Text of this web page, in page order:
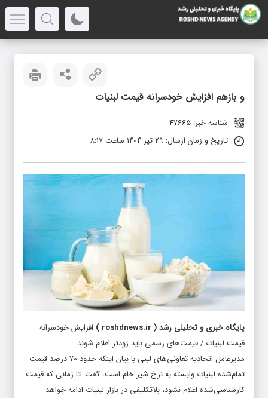
و بازهم افزایش خودسرانه قیمت لبنیات
شناسه خبر: 47665
تاریخ و زمان ارسال: ۲۹ تیر ۱۴۰۴ ساعت ۸:۱۷
پایگاه خبری و تحلیلی رشد(
roshdnews.ir
) افزایش خودسرانه
قیمت لبنیات / قیمت‌های رسمی باید زودتر اعلام شوند
مدیرعامل اتحادیه تعاونی‌های لبنی با بیان اینکه حدود ۷۰ درصد قیمت
تمام‌شده لبنیات وابسته به نرخ شیر خام است، گفت: تا زمانی که قیمت
کارشناسی‌شده اعلام نشود، بلاتکلیفی در بازار لبنیات ادامه خواهد